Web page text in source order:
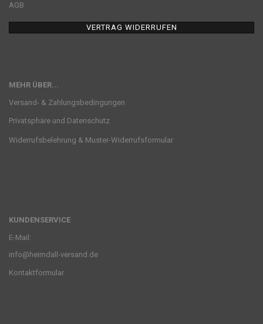
AGB
VERTRAG WIDERRUFEN
MEHR ÜBER...
Versand- & Zahlungsbedingungen
Privatsphäre und Datenschutz
Widerrufsbelehrung & Muster-Widerrufsformular
KUNDENSERVICE
E-Mail:
info@heimdall-versand.de
Kontaktformular